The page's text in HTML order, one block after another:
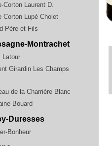
Corton Laurent D.
Corton Lupé Cholet
Père et Fils
Montrachet
Latour
Girardin Les Champs
de la Charrière Blanc
Bouard
Duresses
Bonheur